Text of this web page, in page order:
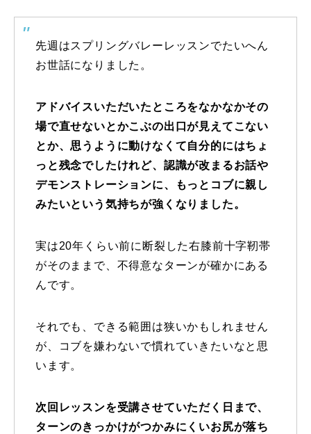
PV
講師から選ぶ
インストラクター募集
インストラクター一覧
コブレッスン参加のお客様の声 Review
レッスンレポート
よくある質問 FAQ
レッスン内容について
お申し込みについて
最新レッスン動画
先週はスプリングバレーレッスンでたいへん
お世話になりました。
アドバイスいただいたところをなかなかその
場で直せないとかこぶの出口が見えてこない
とか、思うように動けなくて自分的にはちょ
っと残念でしたけれど、認識が改まるお話や
デモンストレーションに、もっとコブに親し
みたいという気持ちが強くなりました。
実は20年くらい前に断裂した右膝前十字靭帯
がそのままで、不得意なターンが確かにある
んです。
それでも、できる範囲は狭いかもしれません
が、コブを嫌わないで慣れていきたいなと思
います。
次回レッスンを受講させていただく日まで、
ターンのきっかけがつかみにくいお尻が落ち